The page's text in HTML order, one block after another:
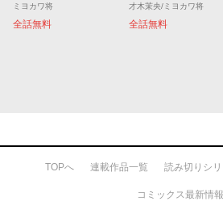
ミヨカワ将
全話無料
才木茉央/ミヨカワ将
全話無料
TOPへ 連載作品一覧 読み切りシ
コミックス最新情報